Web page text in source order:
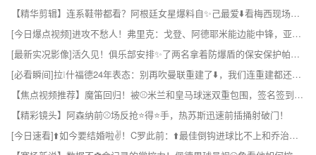
【精华剪辑】连系鞋带都看？阿根廷女星爆料自✨己最爱⬇️看梅西现场社死！
[今日爆点视频]进攻不愁人！弗里克：戈登、阿德耶米能边能中锋，亚马尔世⬆️界级✨。
[最新实况影像]活久见！俱乐部安排✨了两名拿着防爆盾的保安保护帕雷德斯！
[必看瞬间]拉❕什福德24年表态：别再吹曼联重建了⬇️，我们连重建都还没开始呢
【焦点视频推荐】魔笛回归！被⚾米兰和皇马球迷双重包围，签名签到手软笑得超⚾甜！
【精彩镜头】阿森纳前⚾场反抢⭐得⭐手，热苏斯迅速前插捅射破门！
[今日速看]⬆️如今要结婚啦✌️！C罗此前：⬆️最佳倒钩进球比不上和乔治娜滚床单！